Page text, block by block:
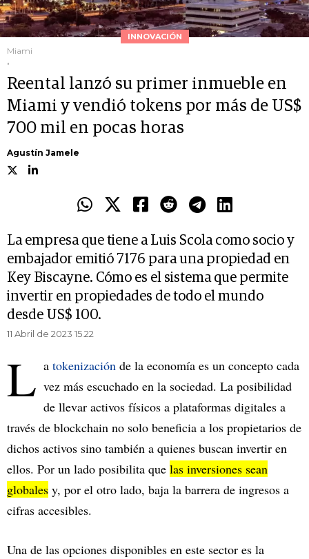
INNOVACIÓN
Miami
.
Reental lanzó su primer inmueble en
Miami y vendió tokens por más de US$
700 mil en pocas horas
Agustín Jamele
La empresa que tiene a Luis Scola como socio y
embajador emitió 7176 para una propiedad en
Key Biscayne. Cómo es el sistema que permite
invertir en propiedades de todo el mundo
desde US$ 100.
11 Abril de 2023 15.22
L a tokenización de la economía es un concepto cada
vez más escuchado en la sociedad. La posibilidad
de llevar activos físicos a plataformas digitales a
través de blockchain no solo beneficia a los propietarios de
dichos activos sino también a quienes buscan invertir en
ellos. Por un lado posibilita que las inversiones sean
globales y, por el otro lado, baja la barrera de ingresos a
cifras accesibles.
Una de las opciones disponibles en este sector es la